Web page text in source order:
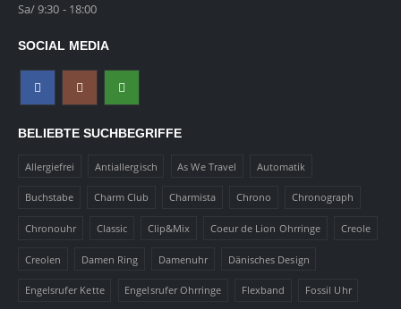
Sa/ 9:30 - 18:00
SOCIAL MEDIA
BELIEBTE SUCHBEGRIFFE
Allergiefrei Antiallergisch As We Travel Automatik
Buchstabe Charm Club Charmista Chrono Chronograph
Chronouhr Classic Clip&Mix Coeur de Lion Ohrringe Creole
Creolen Damen Ring Damenuhr Dänisches Design
Engelsrufer Kette Engelsrufer Ohrringe Flexband Fossil Uhr